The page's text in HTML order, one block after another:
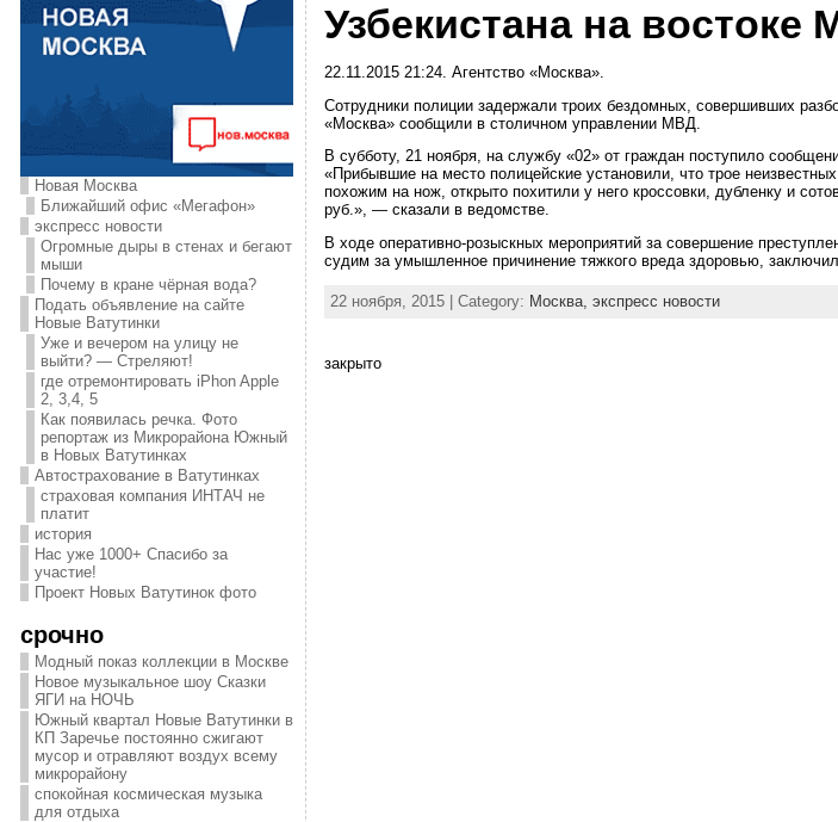
Новая Москва
Ближайший офис «Мегафон»
экспресс новости
Огромные дыры в стенах и бегают
мыши
Почему в кране чёрная вода?
Подать объявление на сайте
Новые Ватутинки
Уже и вечером на улицу не
выйти? — Стреляют!
где отремонтировать iPhon Apple
2, 3,4, 5
Как появилась речка. Фото
репортаж из Микрорайона Южный
в Новых Ватутинках
Автострахование в Ватутинках
страховая компания ИНТАЧ не
платит
история
Нас уже 1000+ Спасибо за
участие!
Проект Новых Ватутинок фото
срочно
Модный показ коллекции в Москве
Новое музыкальное шоу Сказки
ЯГИ на НОЧЬ
Южный квартал Новые Ватутинки в
КП Заречье постоянно сжигают
мусор и отравляют воздух всему
микрорайону
спокойная космическая музыка
для отдыха
Узбекистана на востоке
22.11.2015 21:24. Агентство «Москва».
Сотрудники полиции задержали троих бездомных, совершивших
«Москва» сообщили в столичном управлении МВД.
В субботу, 21 ноября, на службу «02» от граждан поступило
«Прибывшие на место полицейские установили, что трое
похожим на нож, открыто похитили у него кроссовки, дубленку и
руб.», — сказали в ведомстве.
В ходе оперативно-розыскных мероприятий за совершение
судим за умышленное причинение тяжкого вреда здоровью,
22 ноября, 2015 | Category: Москва, экспресс новости
закрыто